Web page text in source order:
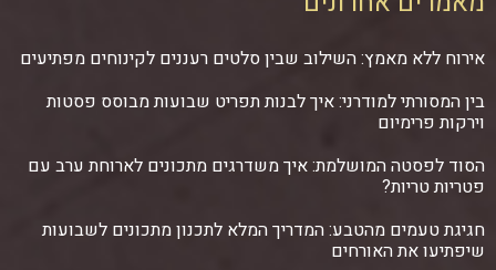
אירוח ללא מאמץ: השילוב שבין סלטים רעננים לקינוחים מפתיעים
בין המסורתי למודרני: איך לבנות תפריט שבועות מבוסס פסטות
וירקות פרימיום
הסוד לפסטה המושלמת: איך משדרגים מתכונים לארוחת ערב עם
פטריות טריות?
חגיגת טעמים מהטבע: המדריך המלא לתכנון מתכונים לשבועות
שיפתיעו את האורחים